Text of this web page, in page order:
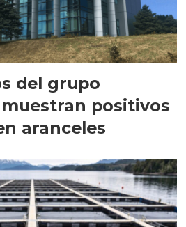
del grupo
positivos
aranceles